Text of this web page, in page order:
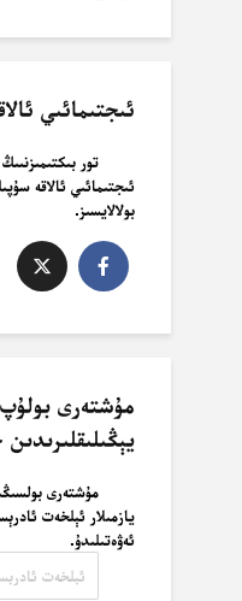
ئىجتىمائىي
تور
ئىجتىمائىي ئالاقە
بولالايسىز.
مۇشتەرى
مۇشتەرى
يازمىلار ئېلخەت
ئەۋەتىلىدۇ.
ئادرېسىڭىز.